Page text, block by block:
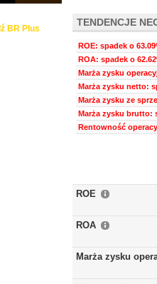
TENDENCJE
ROE: spadek o
ROA: spadek o
Marża zysku
Marża zysku netto:
Marża zysku ze
Marża zysku brutto:
Rentowność
ROE
ROA
Marża zysku
BR Plus